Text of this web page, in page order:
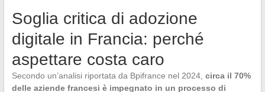
Soglia critica di adozione
digitale in Francia: perché
aspettare costa caro
Secondo un’analisi riportata da Bpifrance nel 2024, circa il 70%
delle aziende francesi è impegnato in un processo di